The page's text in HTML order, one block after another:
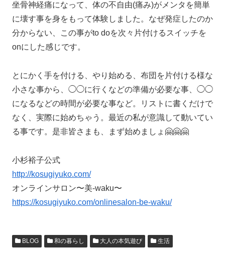
坐骨神経痛になって、体の不自由(痛み)がメンタを簡単
に壊す事を身をもって体験しました。なぜ発症したのか
分からない、この事がto doを次々片付けるスイッチを
onにした感じです。
とにかく手を付ける、やり始める、布団を片付ける様な
小さな事から、◯◯に行くなどの準備が必要な事、◯◯
になるなどの時間が必要な事など。リストに書くだけで
なく、実際に始めちゃう。最近の私が意識して動いてい
る事です。是非皆さまも、まず始めましょ🤗🤗🤗
小杉裕子公式
http://kosugiyuko.com/
オンラインサロン〜美-waku〜
https://kosugiyuko.com/onlinesalon-be-waku/
BLOG 和の暮らし 大人の本気遊び 生活